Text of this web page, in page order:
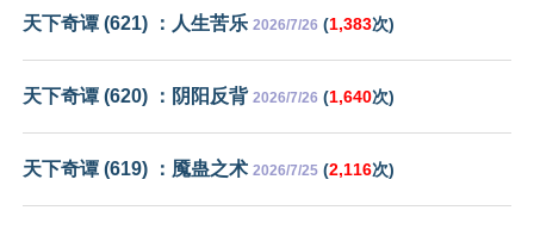
天下奇谭 (621) ：人生苦乐 2026/7/26 (1,383次)
天下奇谭 (620) ：阴阳反背 2026/7/26 (1,640次)
天下奇谭 (619) ：魇蛊之术 2026/7/25 (2,116次)